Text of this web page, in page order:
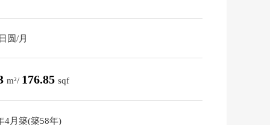
圆/月
m²/ 176.85 sqf
4月築(築58年)